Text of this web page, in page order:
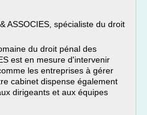
ASSOCIES, spécialiste du droit
du droit pénal des
est en mesure d'intervenir
les entreprises à gérer
cabinet dispense également
dirigeants et aux équipes